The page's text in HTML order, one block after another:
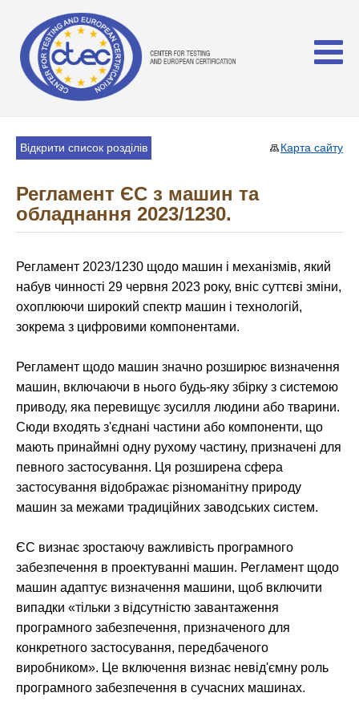
Карта сайту
Відкрити список розділів
Регламент ЄС з машин та
обладнання 2023/1230.
Регламент 2023/1230 щодо машин і механізмів, який
набув чинності 29 червня 2023 року, вніс суттєві зміни,
охоплюючи широкий спектр машин і технологій,
зокрема з цифровими компонентами.
Регламент щодо машин значно розширює визначення
машин, включаючи в нього будь-яку збірку з системою
приводу, яка перевищує зусилля людини або тварини.
Сюди входять з'єднані частини або компоненти, що
мають принаймні одну рухому частину, призначені для
певного застосування. Ця розширена сфера
застосування відображає різноманітну природу
машин за межами традиційних заводських систем.
ЄС визнає зростаючу важливість програмного
забезпечення в проектуванні машин. Регламент щодо
машин адаптує визначення машини, щоб включити
випадки «тільки з відсутністю завантаження
програмного забезпечення, призначеного для
конкретного застосування, передбаченого
виробником». Це включення визнає невід'ємну роль
програмного забезпечення в сучасних машинах.